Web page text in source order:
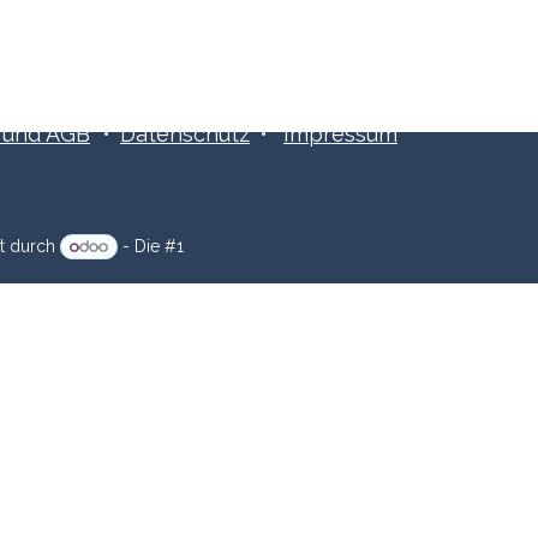
AGB• Datenschutz • Impressum
durch - Die #1